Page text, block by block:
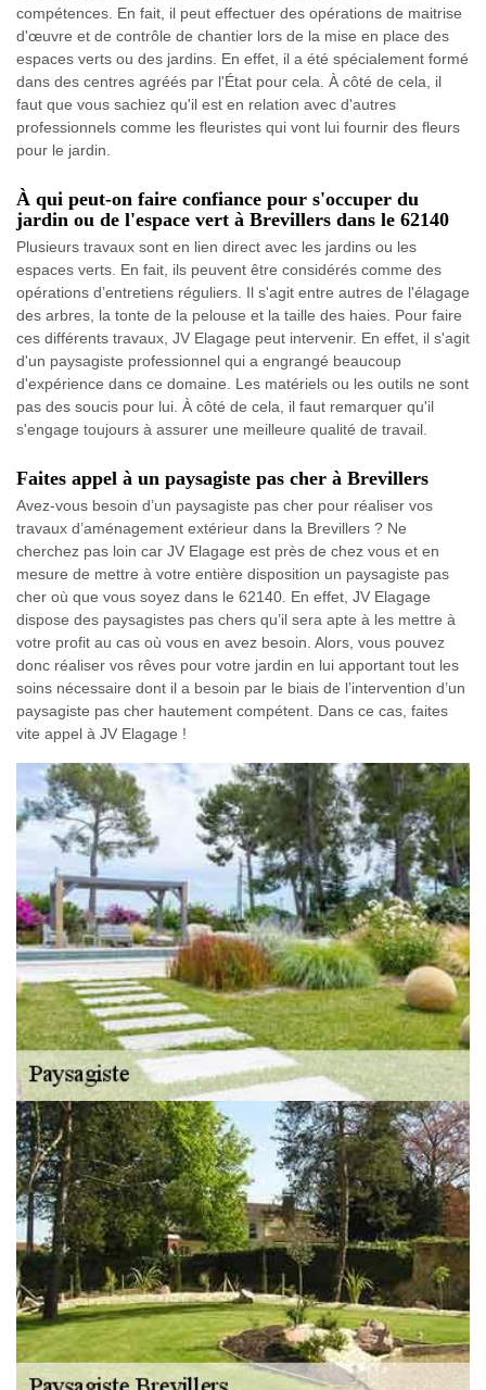
compétences. En fait, il peut effectuer des opérations de maitrise
d'œuvre et de contrôle de chantier lors de la mise en place des
espaces verts ou des jardins. En effet, il a été spécialement formé
dans des centres agréés par l'État pour cela. À côté de cela, il
faut que vous sachiez qu'il est en relation avec d'autres
professionnels comme les fleuristes qui vont lui fournir des fleurs
pour le jardin.
À qui peut-on faire confiance pour s'occuper du
jardin ou de l'espace vert à Brevillers dans le 62140
Plusieurs travaux sont en lien direct avec les jardins ou les
espaces verts. En fait, ils peuvent être considérés comme des
opérations d’entretiens réguliers. Il s'agit entre autres de l'élagage
des arbres, la tonte de la pelouse et la taille des haies. Pour faire
ces différents travaux, JV Elagage peut intervenir. En effet, il s'agit
d'un paysagiste professionnel qui a engrangé beaucoup
d'expérience dans ce domaine. Les matériels ou les outils ne sont
pas des soucis pour lui. À côté de cela, il faut remarquer qu'il
s'engage toujours à assurer une meilleure qualité de travail.
Faites appel à un paysagiste pas cher à Brevillers
Avez-vous besoin d’un paysagiste pas cher pour réaliser vos
travaux d’aménagement extérieur dans la Brevillers ? Ne
cherchez pas loin car JV Elagage est près de chez vous et en
mesure de mettre à votre entière disposition un paysagiste pas
cher où que vous soyez dans le 62140. En effet, JV Elagage
dispose des paysagistes pas chers qu’il sera apte à les mettre à
votre profit au cas où vous en avez besoin. Alors, vous pouvez
donc réaliser vos rêves pour votre jardin en lui apportant tout les
soins nécessaire dont il a besoin par le biais de l’intervention d’un
paysagiste pas cher hautement compétent. Dans ce cas, faites
vite appel à JV Elagage !